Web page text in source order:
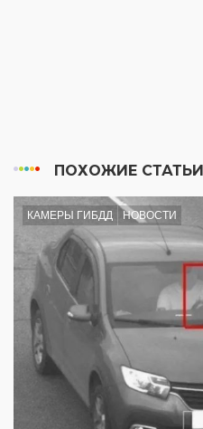
ПОХОЖИЕ СТАТЬИ
КАМЕРЫ ГИБДД НОВОСТИ